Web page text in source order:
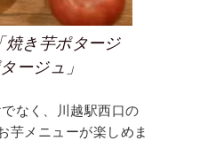
き芋ポタージ
ージュ」
なく、川越駅西口の
芋メニューが楽しめま